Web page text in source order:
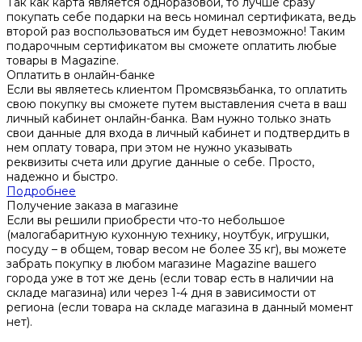
покупать себе подарки на весь номинал сертификата, ведь
второй раз воспользоваться им будет невозможно! Таким
подарочным сертификатом вы сможете оплатить любые
товары в Magazine.
Оплатить в онлайн-банке
Если вы являетесь клиентом Промсвязьбанка, то оплатить
свою покупку вы сможете путем выставления счета в ваш
личный кабинет онлайн-банка. Вам нужно только знать
свои данные для входа в личный кабинет и подтвердить в
нем оплату товара, при этом не нужно указывать
реквизиты счета или другие данные о себе. Просто,
надежно и быстро.
Подробнее
Получение заказа в магазине
Если вы решили приобрести что-то небольшое
(малогабаритную кухонную технику, ноутбук, игрушки,
посуду – в общем, товар весом не более 35 кг), вы можете
забрать покупку в любом магазине Magazine вашего
города уже в тот же день (если товар есть в наличии на
складе магазина) или через 1-4 дня в зависимости от
региона (если товара на складе магазина в данный момент
нет).